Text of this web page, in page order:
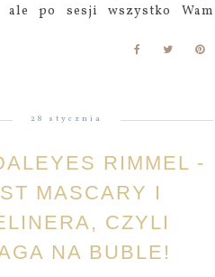
po sesji wszystko Wam
28 stycznia
RIMMEL -
MASCARY I
CZYLI
NA BUBLE!